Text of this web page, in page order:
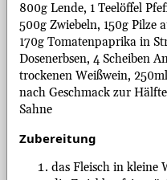
800g Lende, 1 Teelöffel
500g Zwiebeln, 150g Pilze
170g Tomatenpaprika in
Dosenerbsen, 4 Scheiben
trockenen Weißwein,
nach Geschmack zur
Sahne
Zubereitung
das Fleisch in kleine